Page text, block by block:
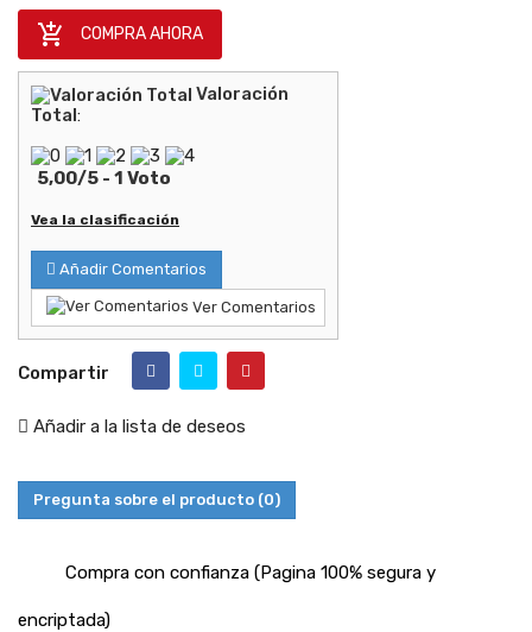
 COMPRA AHORA
Valoración
Total:
5,00/5 - 1 Voto
Vea la clasificación
Añadir Comentarios
Ver Comentarios
Compartir
Añadir a la lista de deseos
Pregunta sobre el producto (0)
Compra con confianza (Pagina 100% segura y
encriptada)